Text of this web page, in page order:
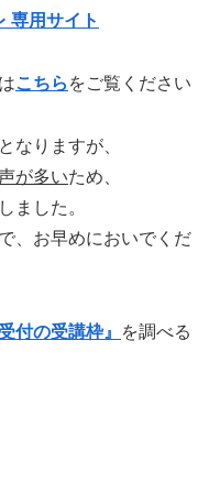
専用サイト
こちら をご覧ください
となりますが、
が多いため、
ました。
、お早めにおいでくだ
付の受講枠』 を調べる